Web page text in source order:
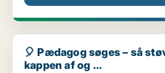
🎈 Pædagog søges – så støv
🎈 Pædagog søges – så
kappen af og ...